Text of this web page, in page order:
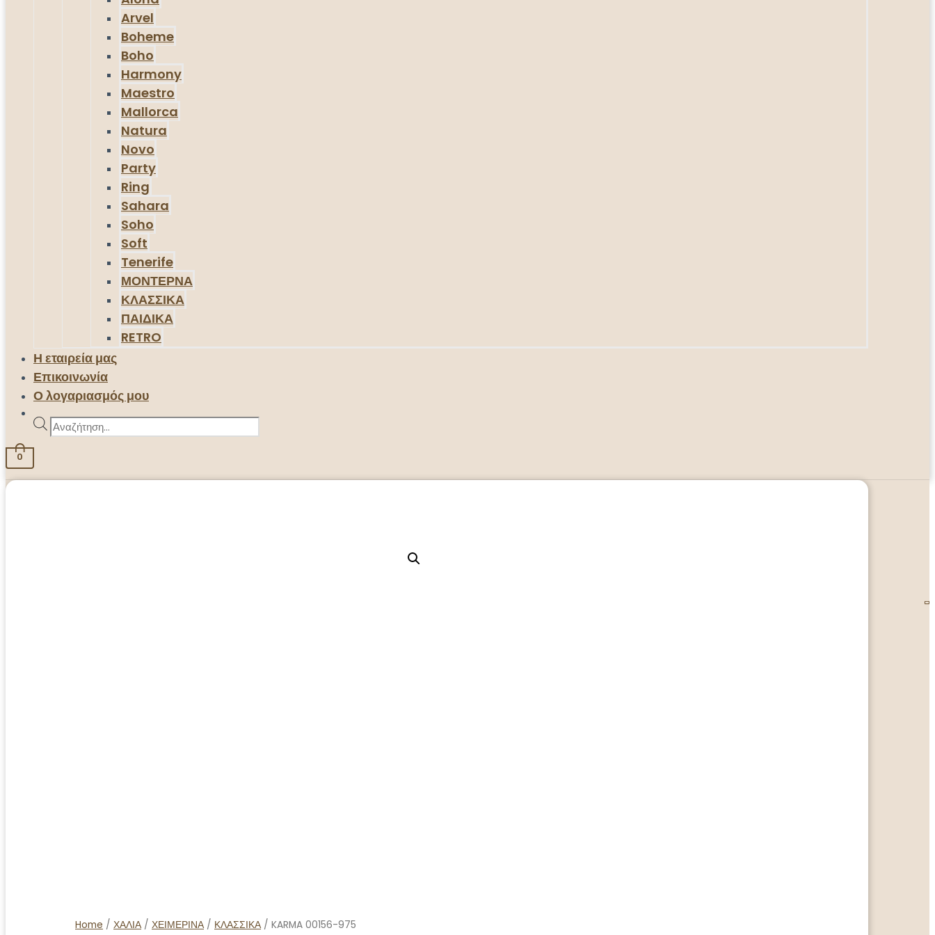
Arvel
Boheme
Boho
Harmony
Maestro
Mallorca
Natura
Novo
Party
Ring
Sahara
Soho
Soft
Tenerife
ΜΟΝΤΕΡΝΑ
ΚΛΑΣΣΙΚΑ
ΠΑΙΔΙΚΑ
RETRO
Η εταιρεία μας
Επικοινωνία
Ο λογαριασμός μου
Products
search
0
Home /ΧΑΛΙΑ/ΧΕΙΜΕΡΙΝΑ/ ΚΛΑΣΣΙΚΑ/ KARMA 00156-975